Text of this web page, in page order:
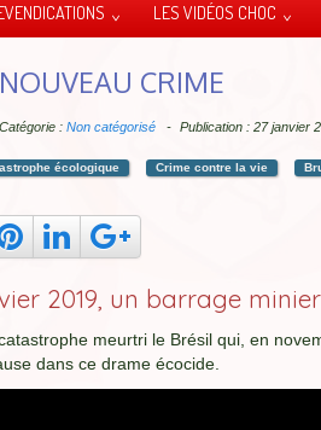
LES VIDÉOS CHOC
CRIME
Catégorie : Non catégorisé Publication : 27 janvier
écologique Crime contre la vie
2019, un barrage
meurtri le Brésil qui, en
dans ce drame écocide.